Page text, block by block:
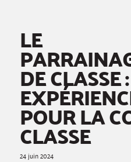
LE
DE CLASSE
POUR LA
CLASSE
24 juin 2024